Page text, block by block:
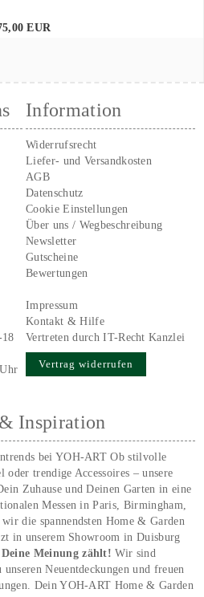
EUR
Information
Widerrufsrecht
Liefer- und Versandkosten
AGB
Datenschutz
Cookie Einstellungen
Über uns / Wegbeschreibung
Newsletter
Gutscheine
Bewertungen
Impressum
Kontakt & Hilfe
Vertreten durch IT-Recht Kanzlei
Vertrag widerrufen
Inspiration
bei YOH‑ART Ob stilvolle
trendige Accessoires – unsere
Zuhause und Deinen Garten in eine
Messen in Paris, Birmingham,
die spannendsten Home & Garden
in unserem Showroom in Duisburg
Deine Meinung zählt!Wir sind
Neuentdeckungen und freuen
Dein YOH‑ART Home & Garden